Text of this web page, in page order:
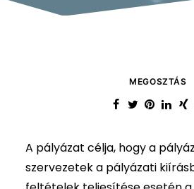
MEGOSZTÁS
A pályázat célja, hogy a
szervezetek a pályázati